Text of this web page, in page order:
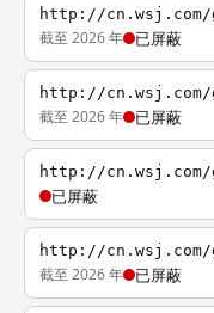
http://cn.wsj.com/
截至 2026 年 已屏蔽
http://cn.wsj.com/
截至 2026 年 已屏蔽
http://cn.wsj.com/
已屏蔽
http://cn.wsj.com/
截至 2026 年 已屏蔽